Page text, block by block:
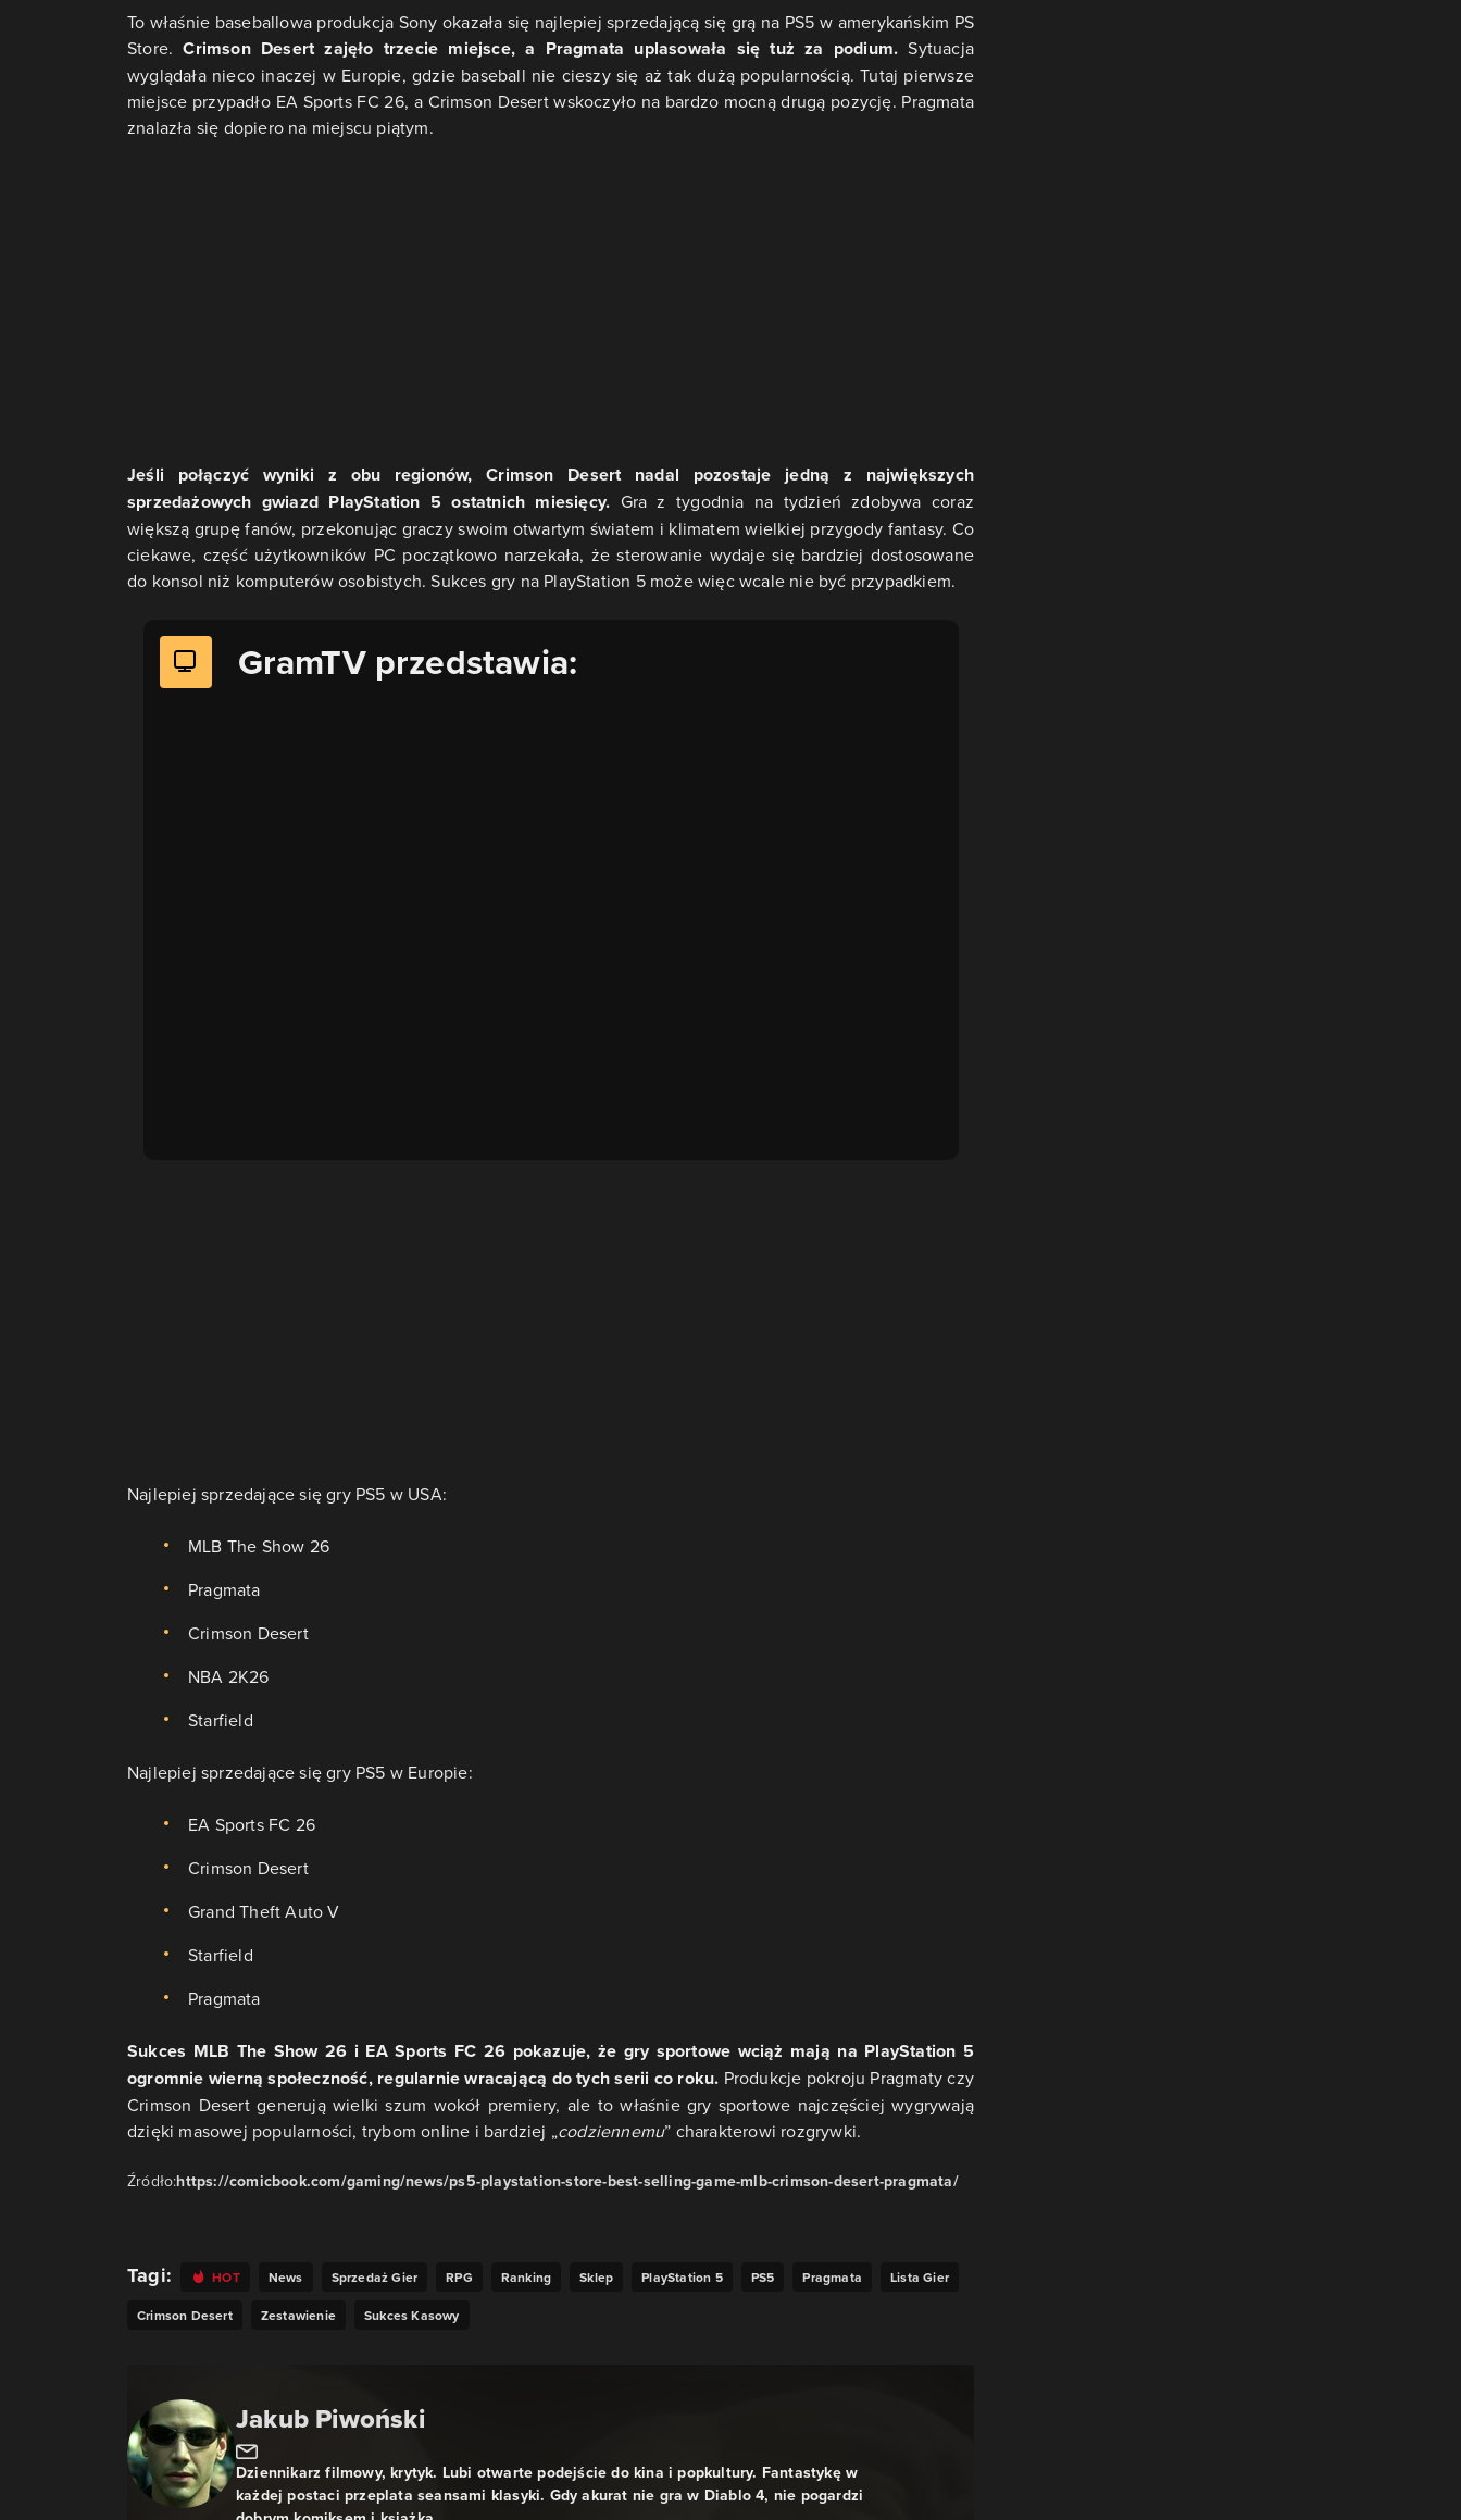
To właśnie baseballowa produkcja Sony okazała się najlepiej sprzedającą się grą na PS5 w amerykańskim PS
Store.Crimson Desert zajęło trzecie miejsce, a Pragmata uplasowała się tuż za podium.Sytuacja
wyglądała nieco inaczej w Europie, gdzie baseball nie cieszy się aż tak dużą popularnością. Tutaj pierwsze
miejsce przypadło EA Sports FC 26, a Crimson Desert wskoczyło na bardzo mocną drugą pozycję. Pragmata
znalazła się dopiero na miejscu piątym.
Jeśli połączyć wyniki z obu regionów, Crimson Desert nadal pozostaje jedną z największych
sprzedażowych gwiazd PlayStation 5 ostatnich miesięcy. Gra z tygodnia na tydzień zdobywa coraz
większą grupę fanów, przekonując graczy swoim otwartym światem i klimatem wielkiej przygody fantasy. Co
ciekawe, część użytkowników PC początkowo narzekała, że sterowanie wydaje się bardziej dostosowane
do konsol niż komputerów osobistych. Sukces gry na PlayStation 5 może więc wcale nie być przypadkiem.
GramTV przedstawia:
Najlepiej sprzedające się gry PS5 w USA:
MLB The Show 26
Pragmata
Crimson Desert
NBA 2K26
Starfield
Najlepiej sprzedające się gry PS5 w Europie:
EA Sports FC 26
Crimson Desert
Grand Theft Auto V
Starfield
Pragmata
Sukces MLB The Show 26 i EA Sports FC 26 pokazuje, że gry sportowe wciąż mają na PlayStation 5
ogromnie wierną społeczność, regularnie wracającą do tych serii co roku. Produkcje pokroju Pragmaty czy
Crimson Desert generują wielki szum wokół premiery, ale to właśnie gry sportowe najczęściej wygrywają
dzięki masowej popularności, trybom online i bardziej „codziennemu” charakterowi rozgrywki.
Źródło:https://comicbook.com/gaming/news/ps5-playstation-store-best-selling-game-mlb-crimson-desert-pragmata/
Tagi: HOT News Sprzedaż Gier RPG Ranking Sklep PlayStation 5 PS5 Pragmata
Lista Gier
Crimson Desert
Zestawienie Sukces Kasowy
Jakub Piwoński
Dziennikarz filmowy, krytyk. Lubi otwarte podejście do kina i popkultury. Fantastykę w
każdej postaci przeplata seansami klasyki. Gdy akurat nie gra w Diablo 4, nie pogardzi